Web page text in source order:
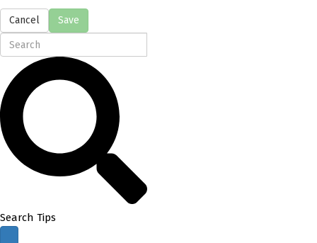
Cancel Save
Search Tips